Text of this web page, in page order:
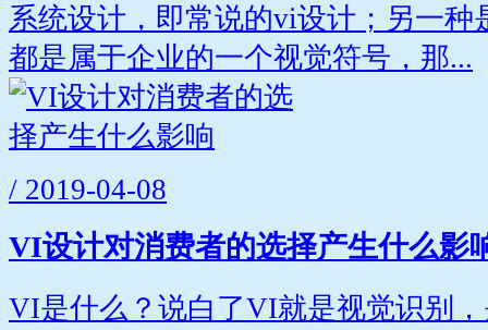
系统设计，即常说的vi设计；另一种
都是属于企业的一个视觉符号，那...
/ 2019-04-08
VI设计对消费者的选择产生什么影
VI是什么？说白了VI就是视觉识别